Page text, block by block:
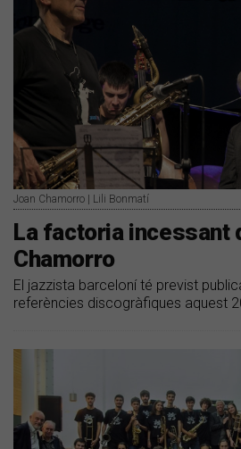
Joan Chamorro | Lili Bonmatí
La factoria incessant
Chamorro
El jazzista barceloní té previst
referències discogràfiques aquest